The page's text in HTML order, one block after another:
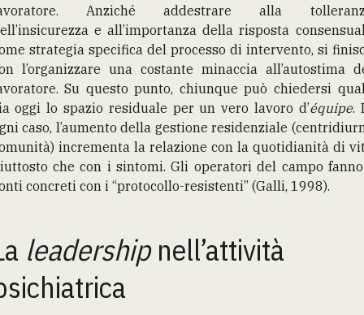
Anziché addestrare alla
e all’importanza della risposta
strategia specifica del processo di intervento, si
l’organizzare una costante minaccia all’autostima
Su questo punto, chiunque può chiedersi
oggi lo spazio residuale per un vero lavoro d’équipe.
caso, l’aumento della gestione residenziale
incrementa la relazione con la quotidianità di
che con i sintomi. Gli operatori del campo
concreti con i “protocollo-resistenti” (Galli, 1998).
leadershipnell’attività